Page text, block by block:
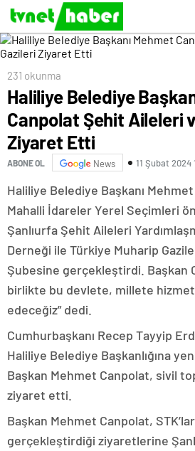
231 okunma
Haliliye Belediye
Canpolat Şehit Aileleri
Ziyaret Etti
ABONE OL News 11 Şubat 2024
Haliliye Belediye Başkanı
Mahalli İdareler Yerel Seçimleri
Şanlıurfa Şehit Aileleri
Derneği ile Türkiye Muharip
Şubesine gerçekleştirdi. Başkan
birlikte bu devlete, millete
edeceğiz” dedi.
Cumhurbaşkanı Recep Tayyip
Haliliye Belediye Başkanlığına
Başkan Mehmet Canpolat, sivil
ziyaret etti.
Başkan Mehmet Canpolat,
gerçekleştirdiği ziyaretlerine